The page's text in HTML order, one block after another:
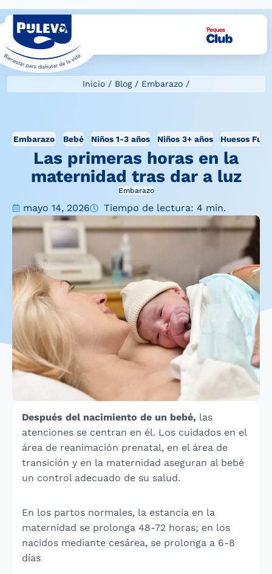
Inicio / Blog/ Embarazo /
Embarazo Bebé Niños 1-3 años Niños 3+ años Huesos
Las primeras horas en la
maternidad tras dar a luz
Embarazo
mayo 14, 2026 Tiempo de lectura: 4 min.
Después del nacimiento de un bebé, las
atenciones se centran en él. Los cuidados en el
área de reanimación prenatal, en el área de
transición y en la maternidad aseguran al bebé
un control adecuado de su salud.
En los partos normales, la estancia en la
maternidad se prolonga 48-72 horas; en los
nacidos mediante cesárea, se prolonga a 6-8
días